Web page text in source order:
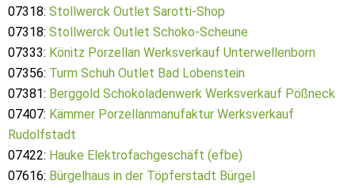
07318: Stollwerck Outlet Sarotti-Shop
07318: Stollwerck Outlet Schoko-Scheune
07333: Könitz Porzellan Werksverkauf Unterwellenborn
07356: Turm Schuh Outlet Bad Lobenstein
07381: Berggold Schokoladenwerk Werksverkauf Pößneck
07407: Kämmer Porzellanmanufaktur Werksverkauf
Rudolfstadt
07422: Hauke Elektrofachgeschäft (efbe)
07616: Bürgelhaus in der Töpferstadt Bürgel